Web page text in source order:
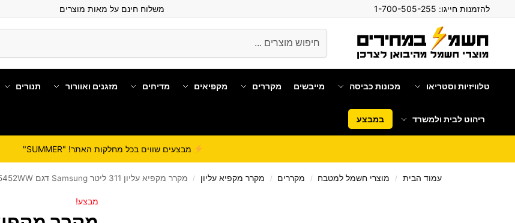
להזמנות חייגו: משלוח חינם על מאות מוצרים
טלוויזיות וסטריאו מכונות כביסה מייבשים מקררים מקפיאים מדיחים מזגנים ואוורור תנורים
ריהוט לבית ולמשרד במבצע
מבצעים שווים בכל מחלקות האתר! "SUMMER"
עמוד הבית / מוצרי חשמל למטבח / מקררים / מקרר מקפיא עליון / מקרר מקפיא עליון 311 ‏ליטר Samsung דגם RT29K5452WW
מבצע!